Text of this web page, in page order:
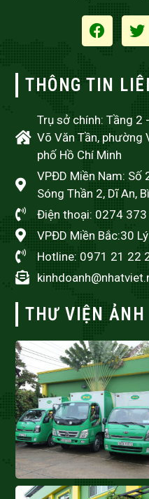
THÔNG TIN
Trụ sở chính: Tầng 2
Võ Văn Tần, phường
phố Hồ Chí Minh
VPĐD Miền Nam: Số
Sóng Thần 2, Dĩ An,
Điện thoại: 0274 373
VPĐD Miền Bắc:30
Hotline: 0971 21 22
THƯ VIỆN ẢNH